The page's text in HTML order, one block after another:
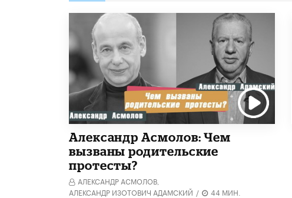
Александр Асмолов: Чем
вызваны родительские
протесты?
АЛЕКСАНДР АСМОЛОВ,
АЛЕКСАНДР ИЗОТОВИЧ АДАМСКИЙ / 44 МИН.